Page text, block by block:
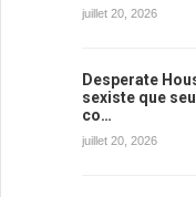
juillet 20, 2026
Desperate
sexiste que
co…
juillet 20, 2026